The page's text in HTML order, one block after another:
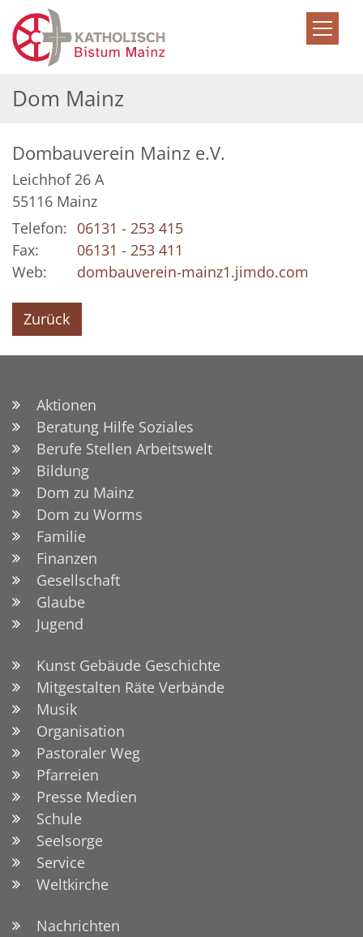
Zum Inhalt springen
Dom Mainz
Dombauverein Mainz e.V.
Leichhof 26 A
55116 Mainz
Telefon: 06131 - 253 415
Fax:
06131 - 253 411
Web:
dombauverein-mainz1.jimdo.com
Zurück
Aktionen
Beratung Hilfe Soziales
Berufe Stellen Arbeitswelt
Bildung
Dom zu Mainz
Dom zu Worms
Familie
Finanzen
Gesellschaft
Glaube
Jugend
Kunst Gebäude Geschichte
Mitgestalten Räte Verbände
Musik
Organisation
Pastoraler Weg
Pfarreien
Presse Medien
Schule
Seelsorge
Service
Weltkirche
Nachrichten